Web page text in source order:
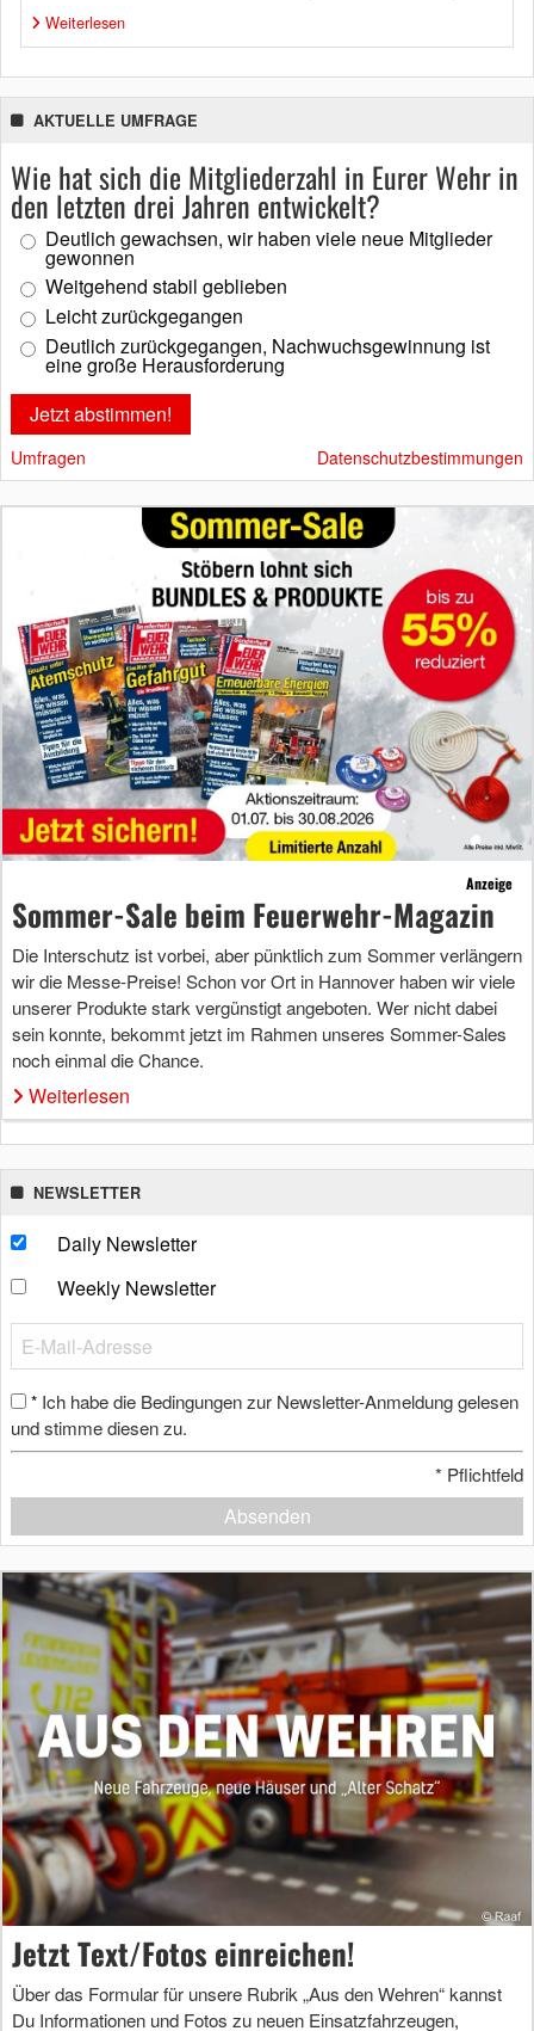
Weiterlesen
AKTUELLE UMFRAGE
Wie hat sich die Mitgliederzahl in Eurer Wehr in
den letzten drei Jahren entwickelt?
Deutlich gewachsen, wir haben viele neue Mitglieder
gewonnen
Weitgehend stabil geblieben
Leicht zurückgegangen
Deutlich zurückgegangen, Nachwuchsgewinnung ist
eine große Herausforderung
Umfragen Datenschutzbestimmungen
Anzeige
Sommer-Sale beim Feuerwehr-Magazin
Die Interschutz ist vorbei, aber pünktlich zum Sommer verlängern
wir die Messe-Preise! Schon vor Ort in Hannover haben wir viele
unserer Produkte stark vergünstigt angeboten. Wer nicht dabei
sein konnte, bekommt jetzt im Rahmen unseres Sommer-Sales
noch einmal die Chance.
Weiterlesen
NEWSLETTER
Daily Newsletter
Weekly Newsletter
* Ich habe die Bedingungen zur Newsletter-Anmeldung gelesen
und stimme diesen zu.
* Pflichtfeld
Absenden
Jetzt Text/Fotos einreichen!
Über das Formular für unsere Rubrik „Aus den Wehren“ kannst
Du Informationen und Fotos zu neuen Einsatzfahrzeugen,